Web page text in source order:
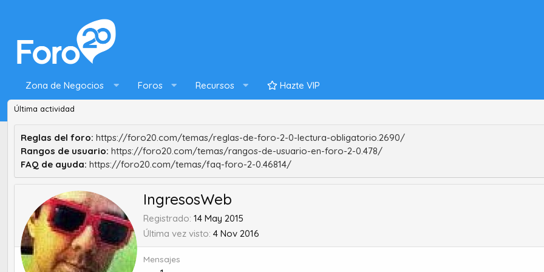
Zona de Negocios Foros Recursos Hazte VIP
Última actividad
Reglas del foro: https://foro20.com/temas/reglas-de-foro-2-0-lectura-obligatorio.2690/
Rangos de usuario: https://foro20.com/temas/rangos-de-usuario-en-foro-2-0.478/
FAQ de ayuda: https://foro20.com/temas/faq-foro-2-0.46814/
IngresosWeb
Registrado 14 May 2015
Última vez visto 4 Nov 2016
Mensajes